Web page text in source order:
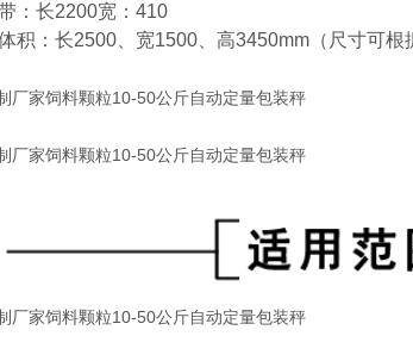
：长2200宽：410
积：长2500、宽1500、高3450mm（尺寸可根